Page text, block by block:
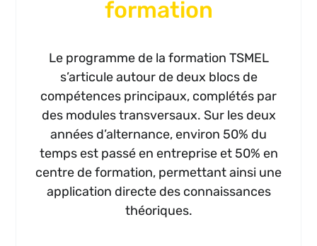
formation
Le programme de la formation TSMEL
s’articule autour de deux blocs de
compétences principaux, complétés par
des modules transversaux. Sur les deux
années d’alternance, environ 50% du
temps est passé en entreprise et 50% en
centre de formation, permettant ainsi une
application directe des connaissances
théoriques.